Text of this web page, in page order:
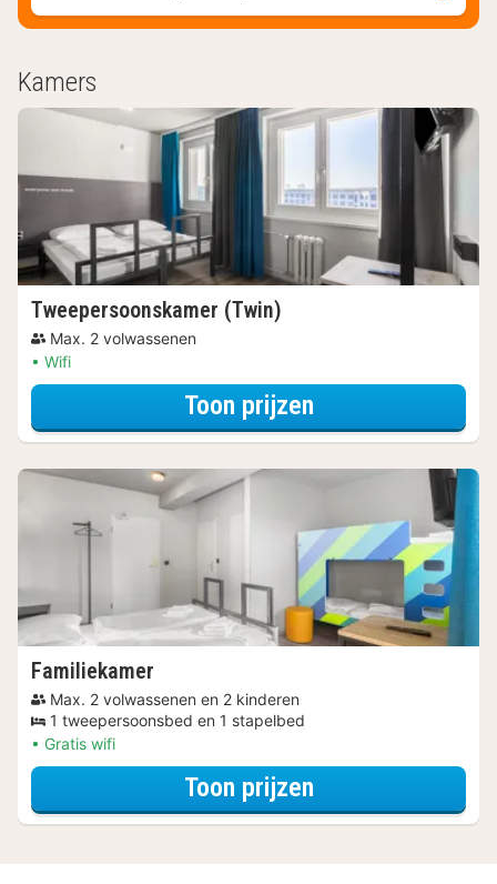
Kamers
Tweepersoonskamer (Twin)
Max. 2 volwassenen
Wifi
Toon prijzenvoor Beleef de
Familiekamer
Max. 2 volwassenen en 2 kinderen
1 tweepersoonsbed en 1 stapelbed
Gratis wifi
Toon prijzenvoor Family